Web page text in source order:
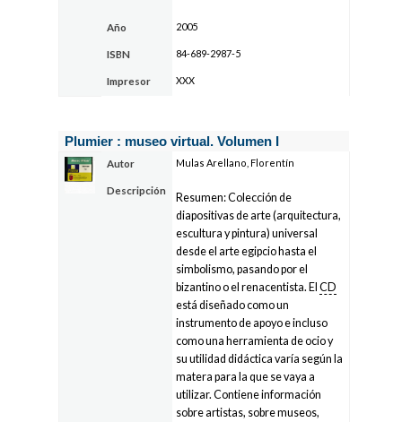
Año 2005
ISBN 84-689-2987-5
Impresor XXX
Plumier : museo virtual. Volumen I
Autor Mulas Arellano, Florentín
Descripción
Resumen: Colección de
diapositivas de arte (arquitectura,
escultura y pintura) universal
desde el arte egipcio hasta el
simbolismo, pasando por el
bizantino o el renacentista. ElCD
está diseñado como un
instrumento de apoyo e incluso
como una herramienta de ocio y
su utilidad didáctica varía según la
matera para la que se vaya a
utilizar. Contiene información
sobre artistas, sobre museos,